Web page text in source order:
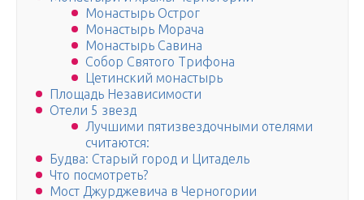
Монастырь Острог
Монастырь Морача
Монастырь Савина
Собор Святого Трифона
Цетинский монастырь
Площадь Независимости
Отели 5 звезд
Лучшими пятизвездочными отелями
считаются:
Будва: Старый город и Цитадель
Что посмотреть?
Мост Джурджевича в Черногории